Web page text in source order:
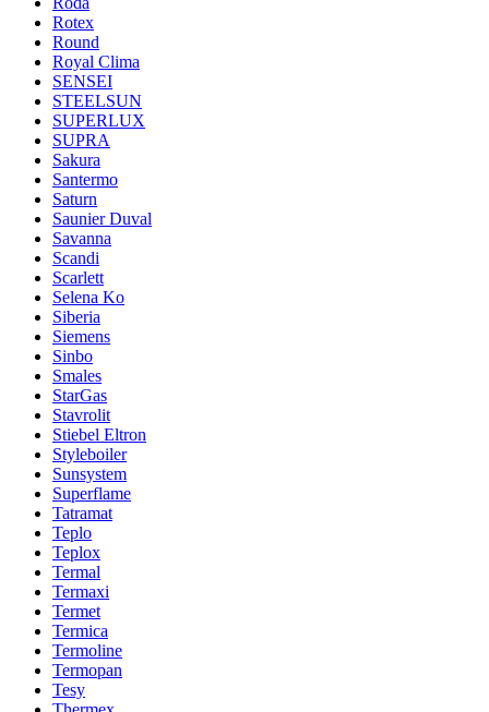
Rotex
Round
Royal Clima
SENSEI
STEELSUN
SUPERLUX
SUPRA
Sakura
Santermo
Saturn
Saunier Duval
Savanna
Scandi
Scarlett
Selena Ko
Siberia
Siemens
Sinbo
Smales
StarGas
Stavrolit
Stiebel Eltron
Styleboiler
Sunsystem
Superflame
Tatramat
Teplo
Teplox
Termal
Termaxi
Termet
Termica
Termoline
Termopan
Tesy